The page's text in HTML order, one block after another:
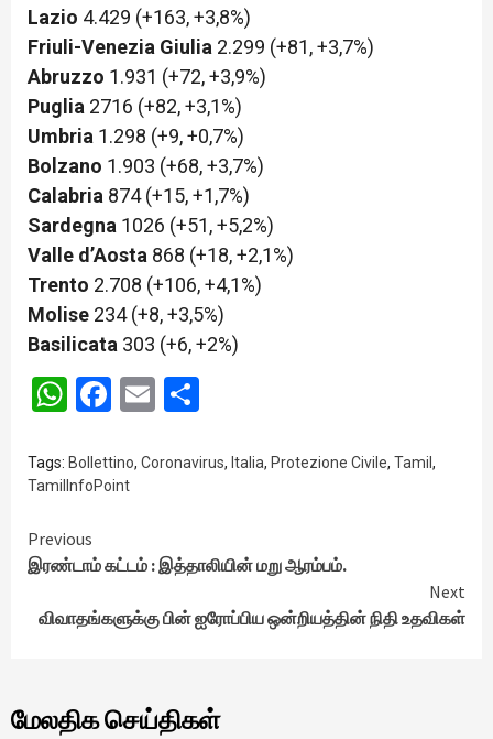
Lazio 4.429 (+163, +3,8%)
Friuli-Venezia Giulia 2.299 (+81, +3,7%)
Abruzzo 1.931 (+72, +3,9%)
Puglia 2716 (+82, +3,1%)
Umbria 1.298 (+9, +0,7%)
Bolzano 1.903 (+68, +3,7%)
Calabria 874 (+15, +1,7%)
Sardegna 1026 (+51, +5,2%)
Valle d’Aosta 868 (+18, +2,1%)
Trento 2.708 (+106, +4,1%)
Molise 234 (+8, +3,5%)
Basilicata 303 (+6, +2%)
WhatsApp
Facebook
Email
Tags: Bollettino, Coronavirus, Italia, Protezione Civile, Tamil ,
TamilInfoPoint
Continue
Reading
Previous
இரண்டாம் கட்டம் : இத்தாலியின் மறு ஆரம்பம்.
Next
விவாதங்களுக்கு பின் ஐரோப்பிய ஒன்றியத்தின் நிதி உதவிகள்
மேலதிக செய்திகள்